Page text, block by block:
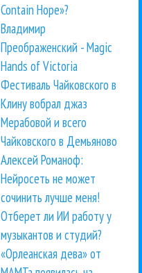
Contain Hope»?
Владимир
Преображенский - Magic
Hands of Victoria
Фестиваль Чайковского в
Клину вобрал джаз
Мерабовой и всего
Чайковского в Демьяново
Алексей Романоф:
Нейросеть не может
сочинить лучше меня!
Отберет ли ИИ работу у
музыкантов и студий?
«Орлеанская дева» от